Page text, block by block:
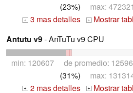
(23%) max:
+ 3 mas detalles +
Mostrar
Antutu v9- AnTuTu v9 CPU
min: 120607 de promedio:
(31%) max:
+ 2 mas detalles +
Mostrar